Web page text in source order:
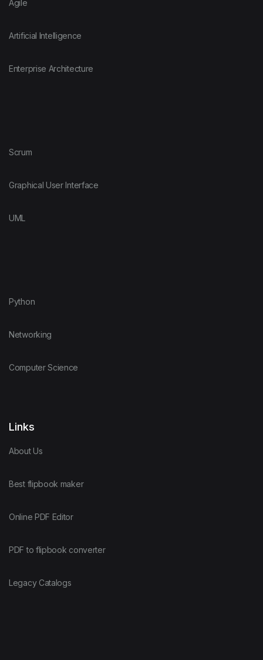
Agile
Artificial Intelligence
Enterprise Architecture
Scrum
Graphical User Interface
UML
Python
Networking
Computer Science
Links
About Us
Best flipbook maker
Online PDF Editor
PDF to flipbook converter
Legacy Catalogs